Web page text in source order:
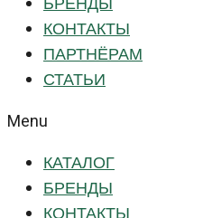
КОНТАКТЫ
ПАРТНЁРАМ
СТАТЬИ
Menu
КАТАЛОГ
БРЕНДЫ